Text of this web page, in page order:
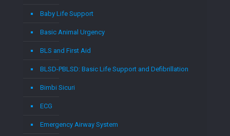
Baby Life Support
Basic Animal Urgency
BLS and First Aid
BLSD-PBLSD: Basic Life Support and Defibrillation
Bimbi Sicuri
ECG
Emergency Airway System